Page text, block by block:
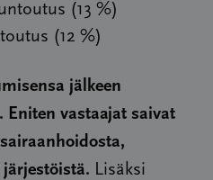
(13 %)
(12 %)
jälkeen
Eniten vastaajat saivat
Lisäksi